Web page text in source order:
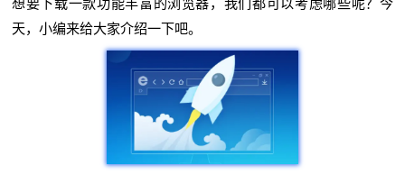
天，小编来给大家介绍一下吧。